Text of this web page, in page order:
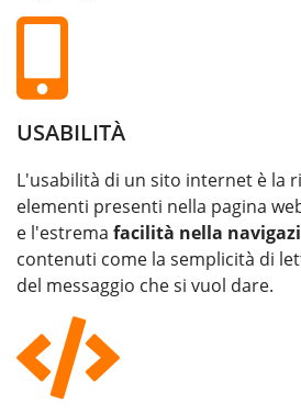
USABILITÀ
L'usabilità di un sito internet è la
elementi presenti nella pagina
e l'estrema facilità nella
contenuti come la semplicità di
del messaggio che si vuol dare.